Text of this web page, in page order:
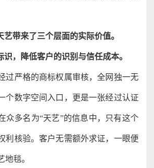
艺带来了三个层面的实际价值。
识，降低客户的识别与信任成本。
过严格的商标权属审核，全网独一无
个数字空间入口，更是一张经过认证
多名为“天艺”的信息中，只有这个
利核验。客户无需额外求证，一眼便
地毯。